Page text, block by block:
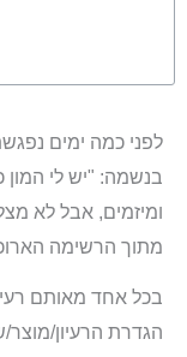
לפני כמה ימים
בנשמה: "יש לי המון
ומיזמים, אבל לא
מתוך הרשימה הארוכה שהכין,
בכל אחד מאותם
הגדרת הרעיון/